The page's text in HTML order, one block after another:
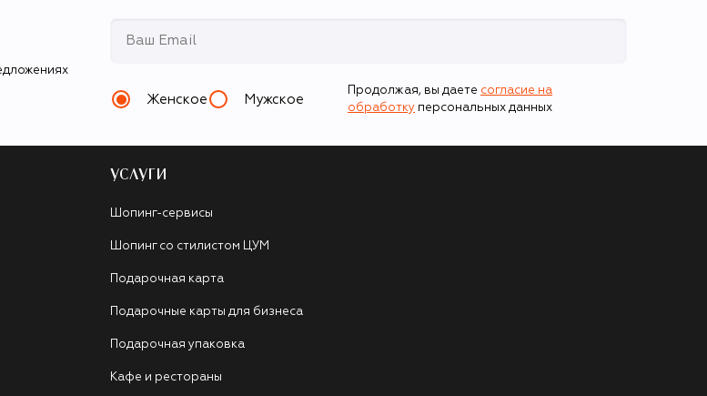
Женское Мужское
Продолжая, вы даете согласие на
обработку персональных данных
УСЛУГИ
Шопинг-сервисы
Шопинг со стилистом ЦУМ
Подарочная карта
Подарочные карты для бизнеса
Подарочная упаковка
Кафе и рестораны